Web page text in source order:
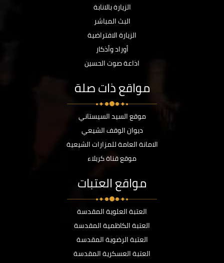
الزيارة بالانابة
البث المباشر
الزيارة الافتراضية
أوراد وأذكار
اذاعة صوت الحسين
مواقع ذات صلة
موقع السيد السيستاني
ديوان الوقف الشيعي
الامانة العامة للمزارات الشيعية
موقع قناة كربلاء
مواقع العتبات
العتبة العلوية المقدسة
العتبة الكاظمية المقدسة
العتبة الرضوية المقدسة
العتبة العسكرية المقدسة